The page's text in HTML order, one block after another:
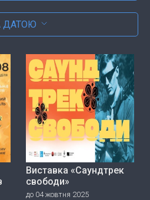
ДАТОЮ
Виставка «Саундтрек
свободи»
до 04 жовтня 2025